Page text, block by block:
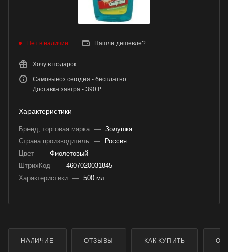
Нет в наличии Нашли дешевле?
Хочу в подарок
Самовывоз сегодня - бесплатно
Доставка завтра - 390 ₽
Характеристики
Бренд, торговая марка — Золушка
Страна производитель
—
Россия
Цвет — Фиолетовый
ШтрихКод — 4607020031845
Характеристики — 500 мл
НАЛИЧИЕ ОТЗЫВЫ КАК КУПИТЬ